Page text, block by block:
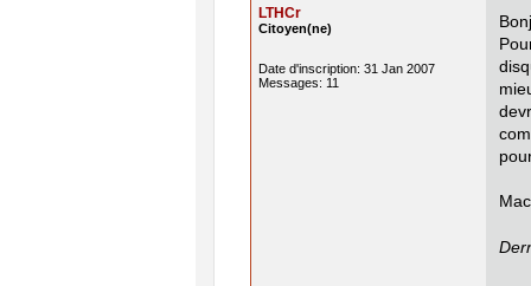
LTHCr
Citoyen(ne)
Date d'inscription: 31 Jan 2007
Messages: 11